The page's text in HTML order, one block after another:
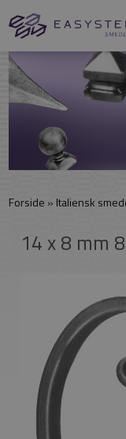
Forside » Italiensk
14 x 8 mm